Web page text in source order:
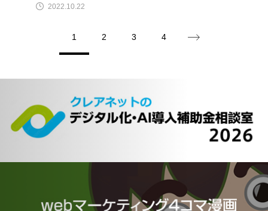
2022.10.22
1 2 3 4